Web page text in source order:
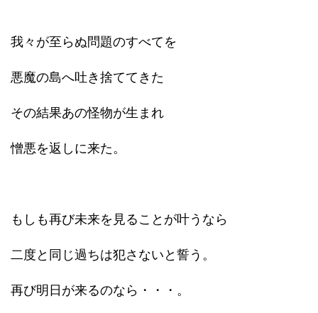
我々が至らぬ問題のすべてを
悪魔の島へ吐き捨ててきた
その結果あの怪物が生まれ
憎悪を返しに来た。
もしも再び未来を見ることが叶うなら
二度と同じ過ちは犯さないと誓う。
再び明日が来るのなら・・・。